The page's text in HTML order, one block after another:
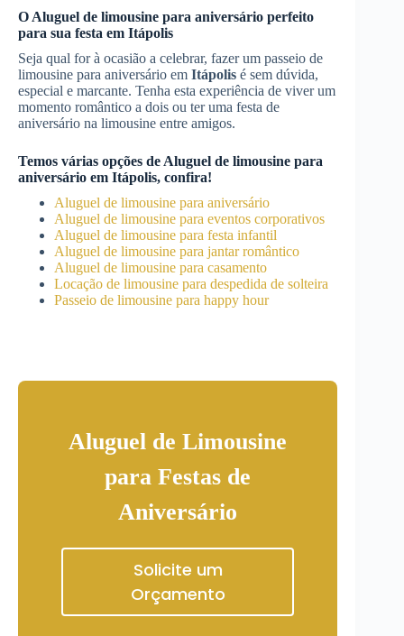
O Aluguel de limousine para aniversário perfeito
para sua festa em Itápolis
Seja qual for à ocasião a celebrar, fazer um passeio de
limousine para aniversário em Itápolis é sem dúvida,
especial e marcante. Tenha esta experiência de viver um
momento romântico a dois ou ter uma festa de
aniversário na limousine entre amigos.
Temos várias opções de Aluguel de limousine para
aniversário em Itápolis, confira!
Aluguel de limousine para aniversário
Aluguel de limousine para eventos corporativos
Aluguel de limousine para festa infantil
Aluguel de limousine para jantar romântico
Aluguel de limousine para casamento
Locação de limousine para despedida de solteira
Passeio de limousine para happy hour
Aluguel de Limousine
para Festas de
Aniversário
Solicite um
Orçamento